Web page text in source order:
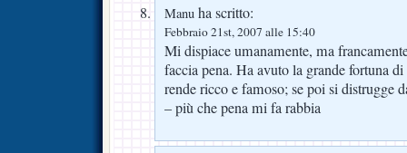
Manu ha scritto:
Febbraio 21st, 2007 alle 15:40
Mi dispiace umanamente, ma
faccia pena. Ha avuto la grande fortuna
rende ricco e famoso; se poi si distrugge
– più che pena mi fa rabbia